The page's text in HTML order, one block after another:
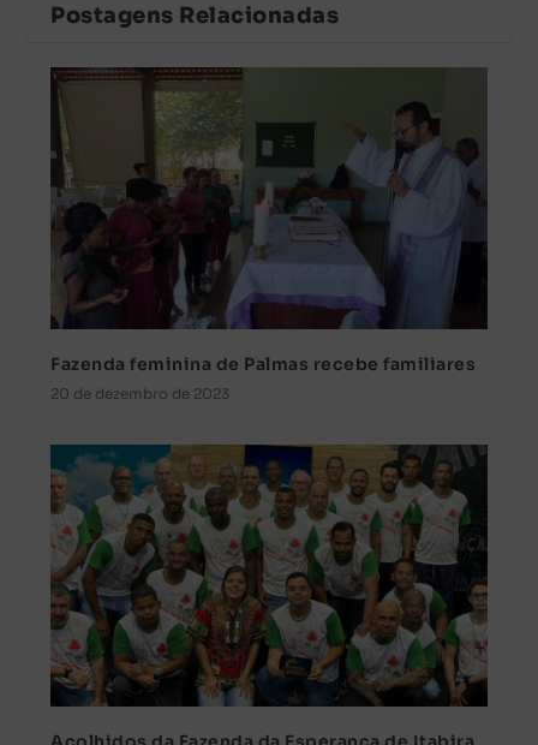
Postagens Relacionadas
Fazenda feminina de Palmas recebe familiares
20 de dezembro de 2023